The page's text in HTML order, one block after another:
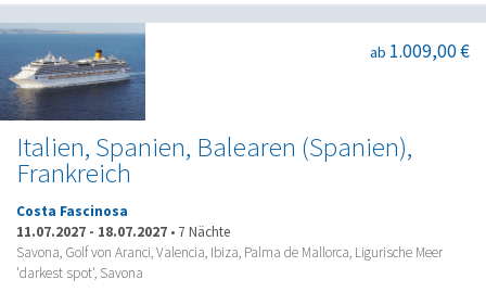
Italien, Spanien, Balearen (Spanien),
Frankreich
ab 1.009,00 €
Costa Fascinosa
11.07.2027 - 18.07.2027 • 7 Nächte
Savona, Golf von Aranci, Valencia, Ibiza, Palma de Mallorca, Ligurische Meer
'darkest spot', Savona